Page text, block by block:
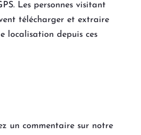
Les personnes visitant
télécharger et extraire
localisation depuis ces
un commentaire sur notre